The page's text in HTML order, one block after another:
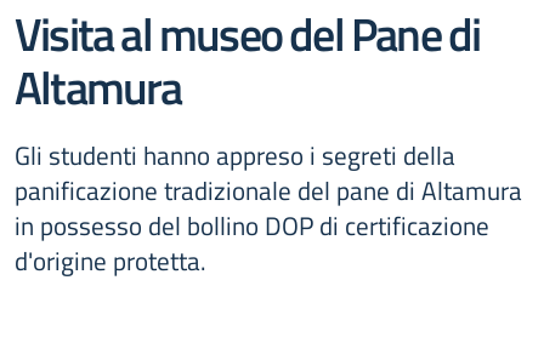
Visita al museo del Pane di
Altamura
Gli studenti hanno appreso i segreti della
panificazione tradizionale del pane di Altamura
in possesso del bollino DOP di certificazione
d'origine protetta.